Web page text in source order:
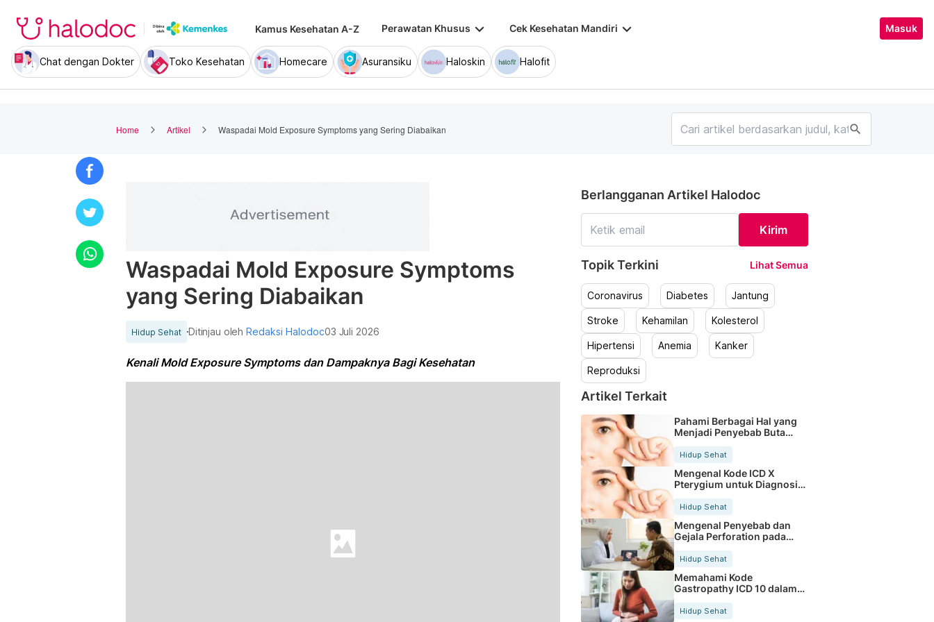
Kamus Kesehatan A-Z Perawatan Khusus keyboard_arrow_down Cek Kesehatan Mandiri keyboard_arrow_down Masuk
Chat dengan Dokter Toko Kesehatan Homecare Asuransiku Haloskin Halofit
Home Artikel Waspadai Mold Exposure Symptoms yang Sering Diabaikan search
Waspadai Mold Exposure Symptoms
yang Sering Diabaikan
Hidup Sehat Ditinjau olehRedaksi Halodoc03 Juli 2026
Kenali Mold Exposure Symptoms dan Dampaknya Bagi Kesehatan
Berlangganan Artikel Halodoc
Kirim
Topik Terkini Lihat Semua
Coronavirus Diabetes Jantung
Stroke Kehamilan Kolesterol
Hipertensi Anemia Kanker
Reproduksi
Artikel Terkait
Pahami Berbagai Hal yang
Menjadi Penyebab Buta
Hidup Sehat
Mengenal Kode ICD X
Pterygium untuk Diagnosis
Hidup Sehat
Mengenal Penyebab dan
Gejala Perforation pada
Tubuh
Hidup Sehat
Memahami Kode
Gastropathy ICD 10 dalam
Rekam Medis Pasien
Hidup Sehat